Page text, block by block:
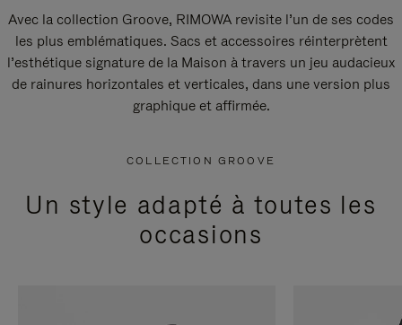
Avec la collection Groove, RIMOWA revisite l’un de ses codes
les plus emblématiques. Sacs et accessoires réinterprètent
l’esthétique signature de la Maison à travers un jeu audacieux
de rainures horizontales et verticales, dans une version plus
graphique et affirmée.
COLLECTION GROOVE
Un style adapté à toutes les
occasions